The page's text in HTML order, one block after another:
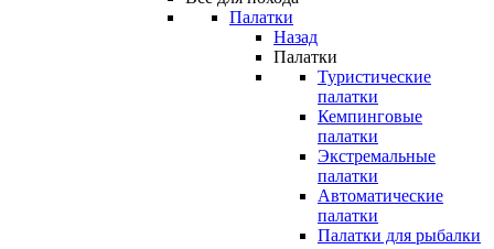
Палатки
Назад
Палатки
Туристические
палатки
Кемпинговые
палатки
Экстремальные
палатки
Автоматические
палатки
Палатки для рыбалки